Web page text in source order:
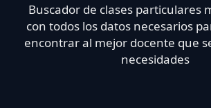
Buscador de clases particulares
con todos los datos necesarios
encontrar al mejor docente que
necesidades